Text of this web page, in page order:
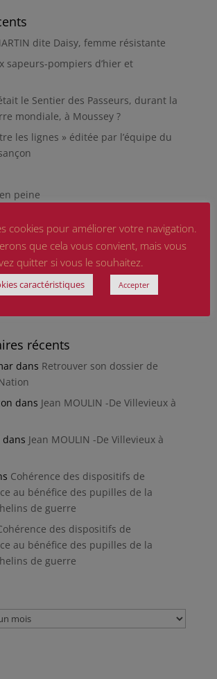
dite Daisy, femme résistante
sapeurs-pompiers d’hier et
le Sentier des Passeurs, durant la
mondiale, à Moussey ?
les lignes » éditée par l’équipe du
peine
OMISSIONS SUR LES MONUMENTS AUX
2025 de la DMCA.
récents
dans Retrouver son dossier de
dans Jean MOULIN -De Villevieux à
dans Jean MOULIN -De Villevieux à
Cohérence des dispositifs de
au bénéfice des pupilles de la
de guerre
des dispositifs de
au bénéfice des pupilles de la
de guerre
cookies pour améliorer votre navigation.
que cela vous convient, mais vous
quitter si vous le souhaitez.
caractéristiques Accepter